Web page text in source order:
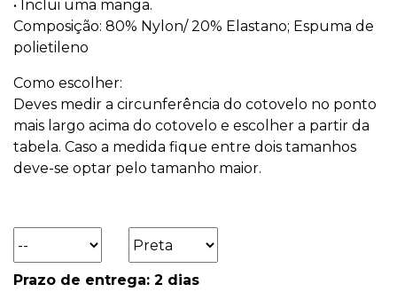
• Inclui uma manga.
Composição: 80% Nylon/ 20% Elastano; Espuma de
polietileno
Como escolher:
Deves medir a circunferência do cotovelo no ponto
mais largo acima do cotovelo e escolher a partir da
tabela. Caso a medida fique entre dois tamanhos
deve-se optar pelo tamanho maior.
Prazo de entrega: 2 dias